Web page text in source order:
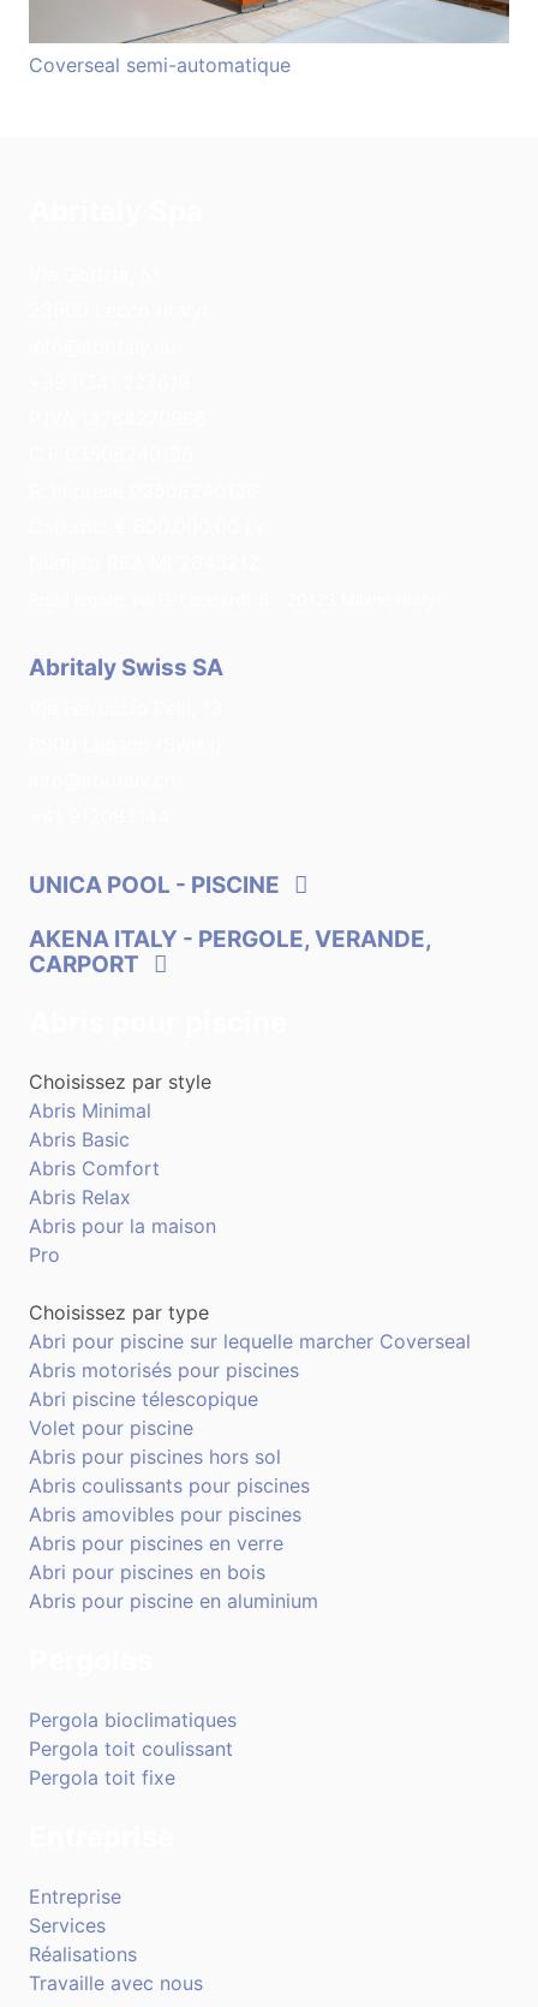
Coverseal semi-automatique
Abritaly Swiss SA
UNICA POOL - PISCINE
AKENA ITALY - PERGOLE, VERANDE,
CARPORT
Choisissez par style
Abris Minimal
Abris Basic
Abris Comfort
Abris Relax
Abris pour la maison
Pro
Choisissez par type
Abri pour piscine sur lequelle marcher Coverseal
Abris motorisés pour piscines
Abri piscine télescopique
Volet pour piscine
Abris pour piscines hors sol
Abris coulissants pour piscines
Abris amovibles pour piscines
Abris pour piscines en verre
Abri pour piscines en bois
Abris pour piscine en aluminium
Pergola bioclimatiques
Pergola toit coulissant
Pergola toit fixe
Entreprise
Services
Réalisations
Travaille avec nous